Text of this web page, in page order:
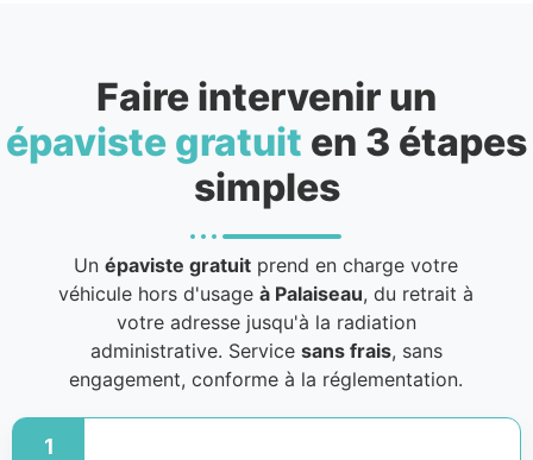
Faire intervenir un
épaviste gratuit en 3 étapes
simples
Unépaviste gratuit prend en charge votre
véhicule hors d'usageà Palaiseau, du retrait à
votre adresse jusqu'à la radiation
administrative. Service sans frais, sans
engagement, conforme à la réglementation.
1